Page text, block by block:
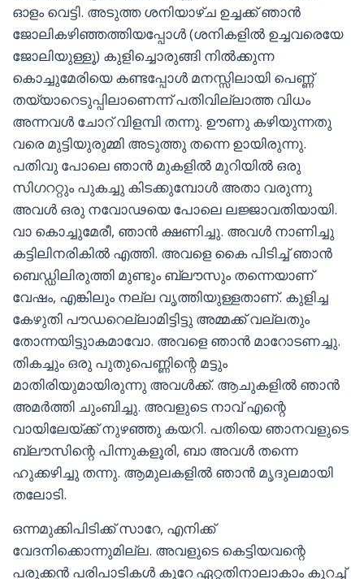
ഓളം വെട്ടി. അടുത്ത ശനിയാഴ്ച ഉച്ചക്ക് ഞാൻ
ജോലികഴിഞ്ഞത്തിയപ്പോൾ (ശനികളിൽ ഉച്ചവരെയേ
ജോലിയുള്ളൂ) കുളിച്ചൊരുങ്ങി നിൽക്കുന്ന
കൊച്ചുമേരിയെ കണ്ടപ്പോൾ മനസ്സിലായി പെണ്ണ്
തയ്യാറെടുപ്പിലാണെന്ന് പതിവില്ലാത്ത വിധം
അന്നവൾ ചോറ് വിളമ്പി തന്നു. ഊണു കഴിയുന്നതു
വരെ മുട്ടിയുരുമ്മി അടുത്തു തന്നെ ഉായിരുന്നു.
പതിവു പോലെ ഞാൻ മുകളിൽ മുറിയിൽ ഒരു
സിഗററ്റും പുകച്ചു കിടക്കുമ്പോൾ അതാ വരുന്നു
അവൾ ഒരു നവോഢയെ പോലെ ലജ്ജാവതിയായി.
വാ കൊച്ചുമേരീ, ഞാൻ ക്ഷണിച്ചു. അവൾ നാണിച്ചു
കട്ടിലിനരികിൽ എത്തി. അവളെ കൈ പിടിച്ച് ഞാൻ
ബെഡ്ഡിലിരുത്തി മുണ്ടും ബ്ലൗസും തന്നെയാണ്
വേഷം, എങ്കിലും നല്ല വൃത്തിയുള്ളതാണ്. കുളിച്ച
കേഴുതി പൗഡറെല്ലാമിട്ടിട്ടു അമ്മക്ക് വല്ലതും
തോന്നയിട്ടുാകമാവോ. അവളെ ഞാൻ മാറോടണച്ചു.
തികച്ചും ഒരു പുതുപെണ്ണിന്റെ മട്ടും
മാതിരിയുമായിരുന്നു അവൾക്ക്. ആചുകളിൽ ഞാൻ
അമർത്തി ചുംബിച്ചു. അവളുടെ നാവ് എന്റെ
വായിലേയ്ക്ക് നുഴഞ്ഞു കയറി. പതിയെ ഞാനവളുടെ
ബ്ലൗസിന്റെ പിന്നുകളൂരി, ബാ അവൾ തന്നെ
ഹുക്കഴിച്ചു തന്നു. ആമുലകളിൽ ഞാൻ മൃദുലമായി
തലോടി.
ഒന്നമുക്കിപിടിക്ക് സാറേ, എനിക്ക്
വേദനിക്കൊന്നുമില്ല. അവളുടെ കെട്ടിയവന്റെ
പരുക്കൻ പരിപാടികൾ കുറേ ഏറ്റതിനാലാകാം കുറച്ച്